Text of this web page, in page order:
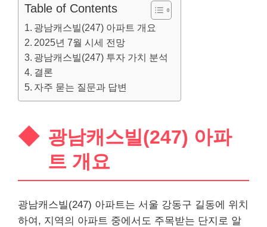
Table of Contents
광남캐스빌(247) 아파트 개요
2025년 7월 시세 전망
광남캐스빌(247) 투자 가치 분석
결론
자주 묻는 질문과 답변
광남캐스빌(247) 아파
트 개요
광남캐스빌(247) 아파트는 서울 강동구 길동에 위치
하여, 지역의 아파트 중에서도 주목받는 단지로 알